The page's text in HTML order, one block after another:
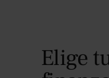
Elige